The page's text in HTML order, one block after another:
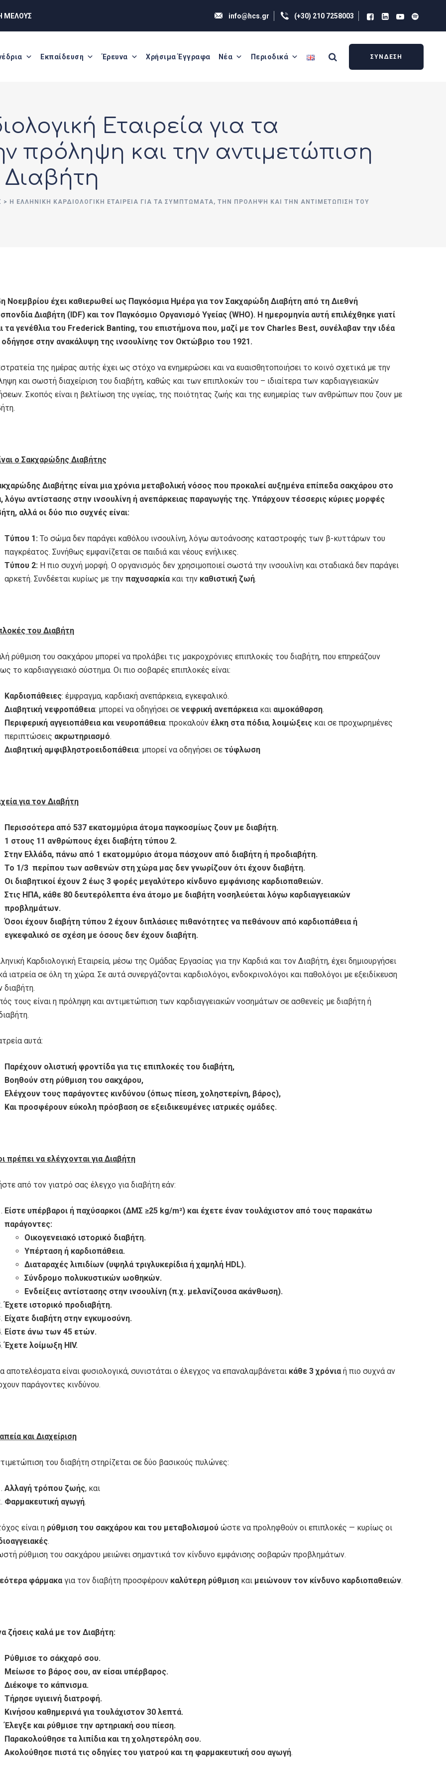
ΜΕΛΟΥΣ info@hcs.gr (+30) 210 7258003
Εκπαίδευση Έρευνα Χρήσιμα Έγγραφα Νέα Περιοδικά ΣΥΝΔΕΣΗ
Εταιρεία για τα
πρόληψη και την αντιμετώπιση
> Η ΕΛΛΗΝΙΚΉ ΚΑΡΔΙΟΛΟΓΙΚΉ ΕΤΑΙΡΕΊΑ ΓΙΑ ΤΑ ΣΥΜΠΤΏΜΑΤΑ, ΤΗΝ ΠΡΌΛΗΨΗ ΚΑΙ ΤΗΝ ΑΝΤΙΜΕΤΏΠΙΣΗ ΤΟΥ
Νοεμβρίου έχει καθιερωθεί ως Παγκόσμια Ημέρα για τον Σακχαρώδη Διαβήτη από τη Διεθνή
Διαβήτη (IDF) και τον Παγκόσμιο Οργανισμό Υγείας (WHO). Η ημερομηνία αυτή επιλέχθηκε γιατί
τα γενέθλια του Frederick Banting, του επιστήμονα που, μαζί με τον Charles Best, συνέλαβαν την ιδέα
στην ανακάλυψη της ινσουλίνης τον Οκτώβριο του 1921.
της ημέρας αυτής έχει ως στόχο να ενημερώσει και να ευαισθητοποιήσει το κοινό σχετικά με την
και σωστή διαχείριση του διαβήτη, καθώς και των επιπλοκών του – ιδιαίτερα των καρδιαγγειακών
Σκοπός είναι η βελτίωση της υγείας, της ποιότητας ζωής και της ευημερίας των ανθρώπων που ζουν με
ο Σακχαρώδης Διαβήτης
Διαβήτης είναι μια χρόνια μεταβολική νόσος που προκαλεί αυξημένα επίπεδα σακχάρου στο
λόγω αντίστασης στην ινσουλίνη ή ανεπάρκειας παραγωγής της. Υπάρχουν τέσσερις κύριες μορφές
αλλά οι δύο πιο συχνές είναι:
Τύπου 1: Το σώμα δεν παράγει καθόλου ινσουλίνη, λόγω αυτοάνοσης καταστροφής των β-κυττάρων του
παγκρέατος. Συνήθως εμφανίζεται σε παιδιά και νέους ενήλικες.
Τύπου 2: Η πιο συχνή μορφή. Ο οργανισμός δεν χρησιμοποιεί σωστά την ινσουλίνη και σταδιακά δεν παράγει
αρκετή. Συνδέεται κυρίως με την παχυσαρκίακαι την καθιστική ζωή.
του Διαβήτη
ρύθμιση του σακχάρου μπορεί να προλάβει τις μακροχρόνιες επιπλοκές του διαβήτη, που επηρεάζουν
το καρδιαγγειακό σύστημα. Οι πιο σοβαρές επιπλοκές είναι:
Καρδιοπάθειες: έμφραγμα, καρδιακή ανεπάρκεια, εγκεφαλικό.
Διαβητική νεφροπάθεια: μπορεί να οδηγήσει σε νεφρική ανεπάρκειακαι αιμοκάθαρση.
Περιφερική αγγειοπάθεια και νευροπάθεια: προκαλούν έλκη στα πόδια, λοιμώξεις και σε προχωρημένες
περιπτώσεις ακρωτηριασμό.
Διαβητική αμφιβληστροειδοπάθεια: μπορεί να οδηγήσει σε τύφλωση
για τον Διαβήτη
Περισσότερα από 537 εκατομμύρια άτομα παγκοσμίως ζουν με διαβήτη.
1 στους 11 ανθρώπους έχει διαβήτη τύπου 2.
Στην Ελλάδα, πάνω από 1 εκατομμύριο άτομα πάσχουν από διαβήτη ή προδιαβήτη.
Το 1/3 περίπου των ασθενών στη χώρα μας δεν γνωρίζουν ότι έχουν διαβήτη.
Οι διαβητικοί έχουν 2 έως 3 φορές μεγαλύτερο κίνδυνο εμφάνισης καρδιοπαθειών.
Στις ΗΠΑ, κάθε 80 δευτερόλεπτα ένα άτομο με διαβήτη νοσηλεύεται λόγω καρδιαγγειακών
προβλημάτων.
Όσοι έχουν διαβήτη τύπου 2 έχουν διπλάσιες πιθανότητες να πεθάνουν από καρδιοπάθεια ή
εγκεφαλικό σε σχέση με όσους δεν έχουν διαβήτη.
Καρδιολογική Εταιρεία, μέσω της Ομάδας Εργασίας για την Καρδιά και τον Διαβήτη, έχει δημιουργήσει
ιατρεία σε όλη τη χώρα. Σε αυτά συνεργάζονται καρδιολόγοι, ενδοκρινολόγοι και παθολόγοι με εξειδίκευση
διαβήτη.
τους είναι η πρόληψη και αντιμετώπιση των καρδιαγγειακών νοσημάτων σε ασθενείς με διαβήτη ή
αυτά:
Παρέχουν ολιστική φροντίδα για τις επιπλοκές του διαβήτη,
Βοηθούν στη ρύθμιση του σακχάρου,
Ελέγχουν τους παράγοντες κινδύνου (όπως πίεση, χοληστερίνη, βάρος),
Και προσφέρουν εύκολη πρόσβαση σε εξειδικευμένες ιατρικές ομάδες.
πρέπει να ελέγχονται για Διαβήτη
από τον γιατρό σας έλεγχο για διαβήτη εάν:
Είστε υπέρβαροι ή παχύσαρκοι (ΔΜΣ ≥25 kg/m²) και έχετε έναν τουλάχιστον από τους παρακάτω
παράγοντες:
Οικογενειακό ιστορικό διαβήτη.
Υπέρταση ή καρδιοπάθεια.
Διαταραχές λιπιδίων (υψηλά τριγλυκερίδια ή χαμηλή HDL).
Σύνδρομο πολυκυστικών ωοθηκών.
Ενδείξεις αντίστασης στην ινσουλίνη (π.χ. μελανίζουσα ακάνθωση).
Έχετε ιστορικό προδιαβήτη.
Είχατε διαβήτη στην εγκυμοσύνη.
Είστε άνω των 45 ετών.
Έχετε λοίμωξη HIV.
αποτελέσματα είναι φυσιολογικά, συνιστάται ο έλεγχος να επαναλαμβάνεται κάθε 3 χρόνιαή πιο συχνά αν
παράγοντες κινδύνου.
και Διαχείριση
του διαβήτη στηρίζεται σε δύο βασικούς πυλώνες:
Αλλαγή τρόπου ζωής, και
Φαρμακευτική αγωγή.
είναι η ρύθμιση του σακχάρου και του μεταβολισμού ώστε να προληφθούν οι επιπλοκές — κυρίως οι
.
ρύθμιση του σακχάρου μειώνει σημαντικά τον κίνδυνο εμφάνισης σοβαρών προβλημάτων.
φάρμακαγια τον διαβήτη προσφέρουν καλύτερη ρύθμιση και μειώνουν τον κίνδυνο καρδιοπαθειών.
ζήσεις καλά με τον Διαβήτη:
Ρύθμισε το σάκχαρό σου.
Μείωσε το βάρος σου, αν είσαι υπέρβαρος.
Διέκοψε το κάπνισμα.
Τήρησε υγιεινή διατροφή.
Κινήσου καθημερινά για τουλάχιστον 30 λεπτά.
Έλεγξε και ρύθμισε την αρτηριακή σου πίεση.
Παρακολούθησε τα λιπίδια και τη χοληστερόλη σου.
Ακολούθησε πιστά τις οδηγίες του γιατρού και τη φαρμακευτική σου αγωγή.